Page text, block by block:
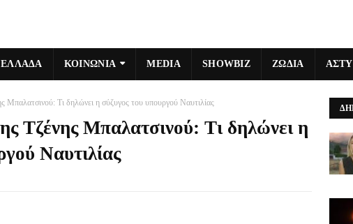
ΕΛΛΑΔΑ ΚΟΙΝΩΝΙΑ MEDIA SHOWBIZ ΖΩΔΙΑ
Μπαλατσινού: Τι δηλώνει η σύζυγος του υπουργού Ναυτιλίας
Τζένης Μπαλατσινού: Τι δηλώνει η
Ναυτιλίας